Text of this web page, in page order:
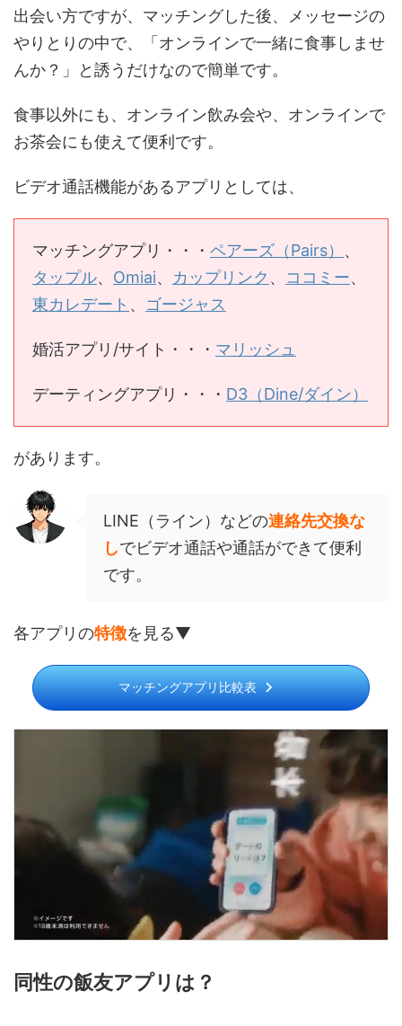
出会い方ですが、マッチングした後、メッセージの
やりとりの中で、「オンラインで一緒に食事しませ
んか？」と誘うだけなので簡単です。
食事以外にも、オンライン飲み会や、オンラインで
お茶会にも使えて便利です。
ビデオ通話機能があるアプリとしては、
マッチングアプリ・・・ ペアーズ（Pairs） 、
タップル、 Omiai、 カップリンク 、 ココミー、
東カレデート 、 ゴージャス
婚活アプリ/サイト・・・ マリッシュ
デーティングアプリ・・・ D3（Dine/ダイン）
があります。
LINE（ライン）などの連絡先交換な
しでビデオ通話や通話ができて便利
です。
各アプリの特徴を見る▼
マッチングアプリ比較表
同性の飯友アプリは？